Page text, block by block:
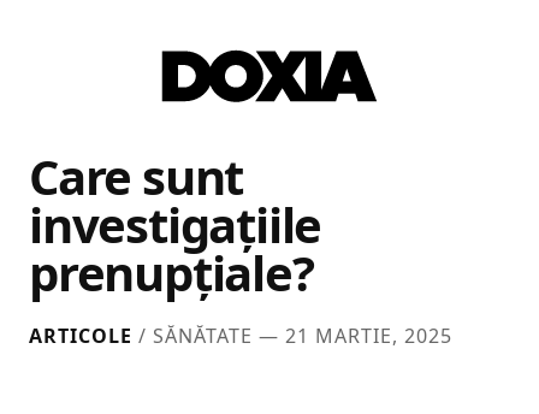
Care sunt
investigațiile
prenupțiale?
ARTICOLE / SĂNĂTATE — 21 MARTIE, 2025